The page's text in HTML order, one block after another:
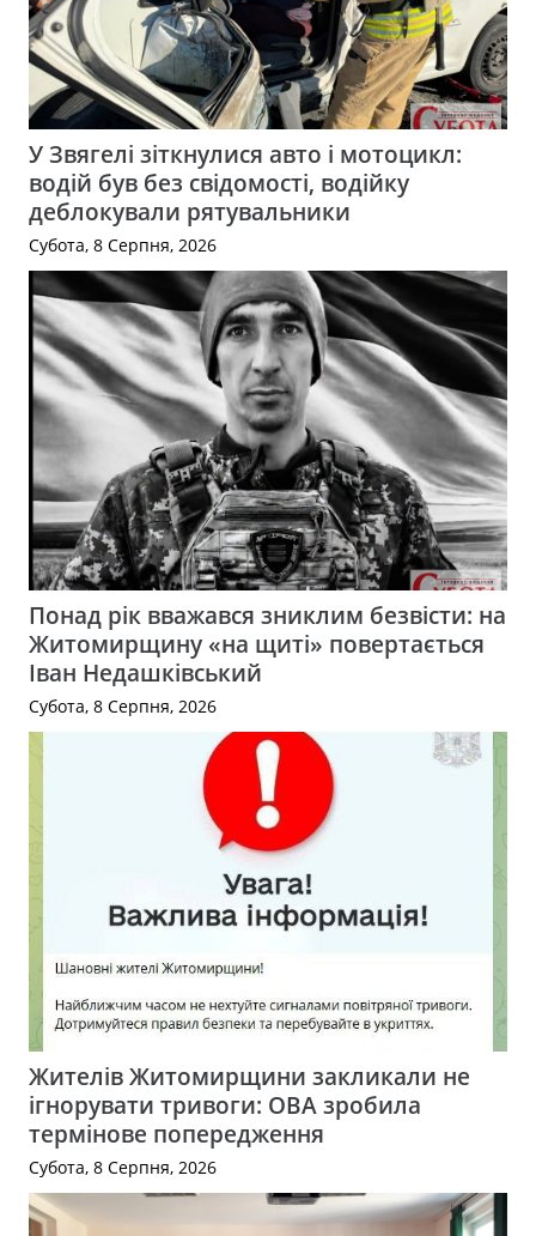
У Звягелі зіткнулися авто і мотоцикл:
водій був без свідомості, водійку
деблокували рятувальники
Субота, 8 Серпня, 2026
Понад рік вважався зниклим безвісти: на
Житомирщину «на щиті» повертається
Іван Недашківський
Субота, 8 Серпня, 2026
Жителів Житомирщини закликали не
ігнорувати тривоги: ОВА зробила
термінове попередження
Субота, 8 Серпня, 2026